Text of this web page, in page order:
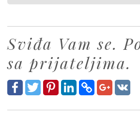
Sviđa Vam se.
sa prijateljima.